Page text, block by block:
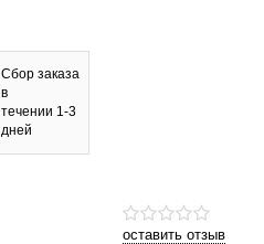
Сбор заказа
в
течении 1-3
дней
оставить отзыв